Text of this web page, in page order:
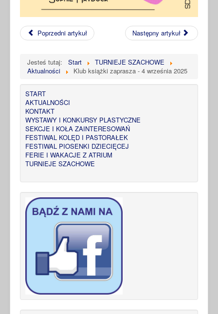
Poprzedni artykuł Następny artykuł
Jesteś tutaj: Start
TURNIEJE SZACHOWE
Aktualności
Klub książki zaprasza - 4 września 2025
START
AKTUALNOŚCI
KONTAKT
WYSTAWY I KONKURSY PLASTYCZNE
SEKCJE I KOŁA ZAINTERESOWAŃ
FESTIWAL KOLĘD I PASTORAŁEK
FESTIWAL PIOSENKI DZIECIĘCEJ
FERIE I WAKACJE Z ATRIUM
TURNIEJE SZACHOWE